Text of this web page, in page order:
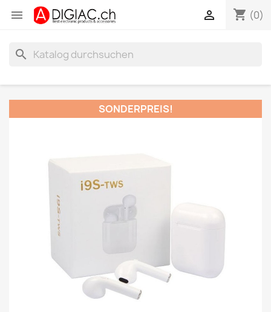
 shopping_cart (0)

search
SONDERPREIS!